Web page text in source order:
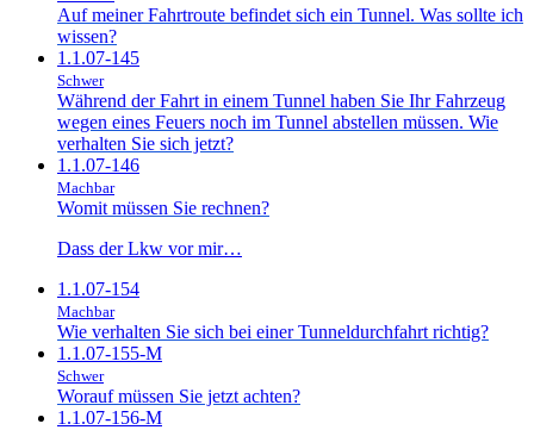
Auf meiner Fahrtroute befindet sich ein Tunnel. Was sollte ich
wissen?
1.1.07-145
Schwer
Während der Fahrt in einem Tunnel haben Sie Ihr Fahrzeug
wegen eines Feuers noch im Tunnel abstellen müssen. Wie
verhalten Sie sich jetzt?
1.1.07-146
Machbar
Womit müssen Sie rechnen?
Dass der Lkw vor mir…
1.1.07-154
Machbar
Wie verhalten Sie sich bei einer Tunneldurchfahrt richtig?
1.1.07-155-M
Schwer
Worauf müssen Sie jetzt achten?
1.1.07-156-M